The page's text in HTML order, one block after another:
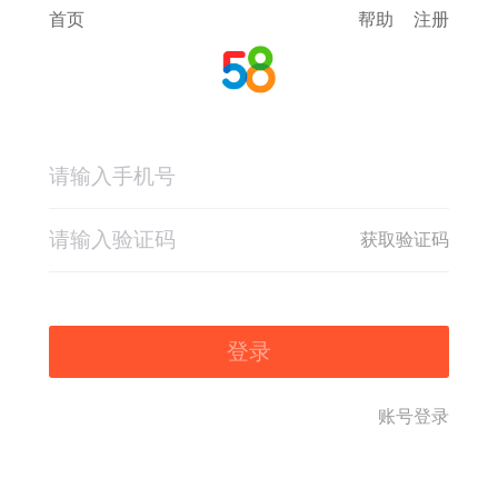
首页 帮助 注册
获取验证码
登录
账号登录